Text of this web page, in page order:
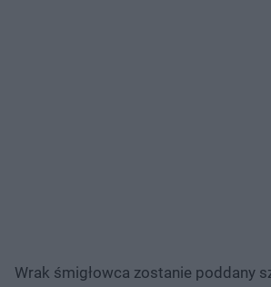
Wrak śmigłowca zostanie poddany